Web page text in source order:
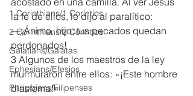
1 Corinthians/1 Corintios
2 Corinthians/2 Corintios
Galatians/Gálatas
Ephesians/Efesios
Philippians/Filipenses
la fe de ellos, le dijo al paralítico:
—¡Ánimo, hijo; tus pecados quedan
perdonados!
3 Algunos de los maestros de la ley
murmuraron entre ellos: «¡Este hombre
blasfema!»